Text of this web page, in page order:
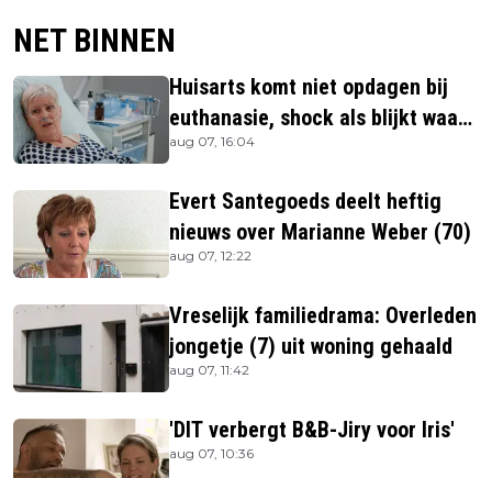
NET BINNEN
Huisarts komt niet opdagen bij
euthanasie, shock als blijkt waar
ze is
aug 07, 16:04
Evert Santegoeds deelt heftig
nieuws over Marianne Weber (70)
aug 07, 12:22
Vreselijk familiedrama: Overleden
jongetje (7) uit woning gehaald
aug 07, 11:42
'DIT verbergt B&B-Jiry voor Iris'
aug 07, 10:36